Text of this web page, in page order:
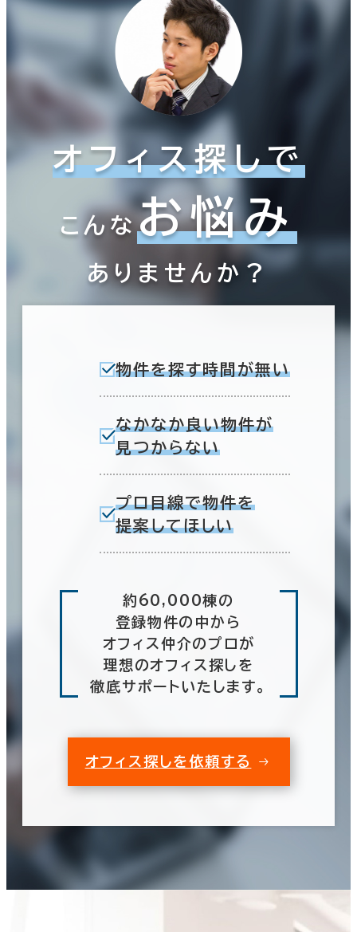
オフィス探しで
こんなお悩み
ありませんか？
物件を探す時間が無い
なかなか良い物件が
見つからない
プロ目線で物件を
提案してほしい
約60,000棟の
登録物件の中から
オフィス仲介のプロが
理想のオフィス探しを
徹底サポートいたします。
オフィス探しを依頼する